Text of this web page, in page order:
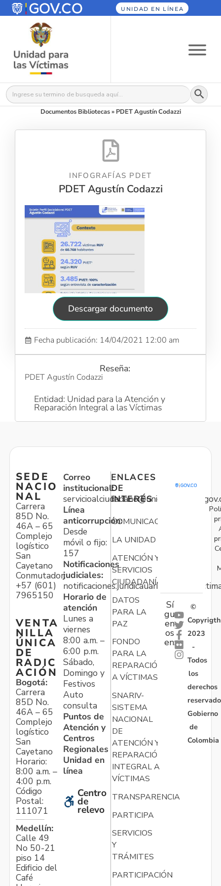
UNIDAD EN LÍNEA
Buscar: Botón
Documentos Bibliotecas» PDET Agustín Codazzi
INFOGRAFÍAS PDET
PDET Agustín Codazzi
Descargar documento
Fecha publicación: 14/04/2021 12:00 am
Reseña:
PDET Agustín Codazzi
Entidad: Unidad para la Atención y
Reparación Integral a las Víctimas
SEDE
NACIO
NAL
Carrera
85D No.
46A – 65
Complejo
logístico
San
Cayetano
Conmutador:
+57 (601)
7965150
VENTA
NILLA
ÚNICA
DE
RADIC
ACIÓN
Bogotá:
Carrera
85D No.
46A – 65
Complejo
logístico
San
Cayetano
Horario:
8:00 a.m. –
4:00 p.m.
Código
Postal:
111071
Medellín:
Calle 49
No 50-21
piso 14
Edificio del
Café
Correo
institucional:
Línea
anticorrupción:
Desde
móvil o fijo:
157
Notificaciones
judiciales:
Horario de
atención
Lunes a
viernes
8:00 a.m. –
6:00 p.m.
Sábado,
Domingo y
Festivos
Auto
consulta
Puntos de
Atención y
Centros
Regionales
Unidad en
línea
Centro
de
relevo
ENLACES
DE
INTERÉS
COMUNICACIONES
LA UNIDAD
ATENCIÓN Y
SERVICIOS
CIUDADANÍA
DATOS
PARA LA
PAZ
FONDO
PARA LA
REPARACIÓN
A VÍCTIMAS
SNARIV-
SISTEMA
NACIONAL
DE
ATENCIÓN Y
REPARACIÓN
INTEGRAL A
VÍCTIMAS
TRANSPARENCIA
PARTICIPA
SERVICIOS
Y
TRÁMITES
PARTICIPACIÓN
Sí
gu
en
os
en:
©
Copyrigth
2023
-
Todos
los
derechos
Gobierno
de
Colombia